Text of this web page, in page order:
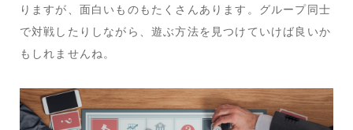
りますが、面白いものもたくさんあります。グループ同士
で対戦したりしながら、遊ぶ方法を見つけていけば良いか
もしれませんね。